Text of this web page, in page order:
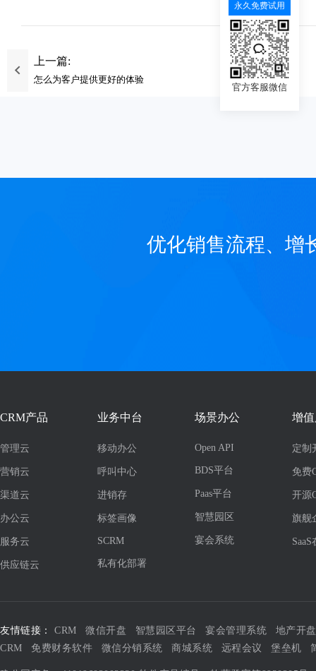
上一篇:
怎么为客户提供更好的体验
优化销售流程、增
CRM产品
管理云
营销云
渠道云
办公云
服务云
供应链云
业务中台
移动办公
呼叫中心
进销存
标签画像
SCRM
私有化部署
场景办公
Open API
BDS平台
Paas平台
智慧园区
宴会系统
增
定制
免费
开源
旗舰
友情链接： CRM 微信开盘 智慧园区平台 宴会管理系统
地产开
CRM
免费财务软件 微信分销系统 商城系统 远程会议 堡垒机
永久免费试用
官方客服微信